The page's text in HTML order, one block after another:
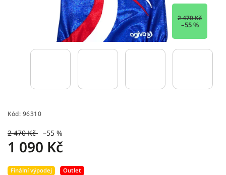
2 470 Kč
–55 %
Kód: 96310
2 470 Kč –55 %
1 090 Kč
Finální výpodej Outlet